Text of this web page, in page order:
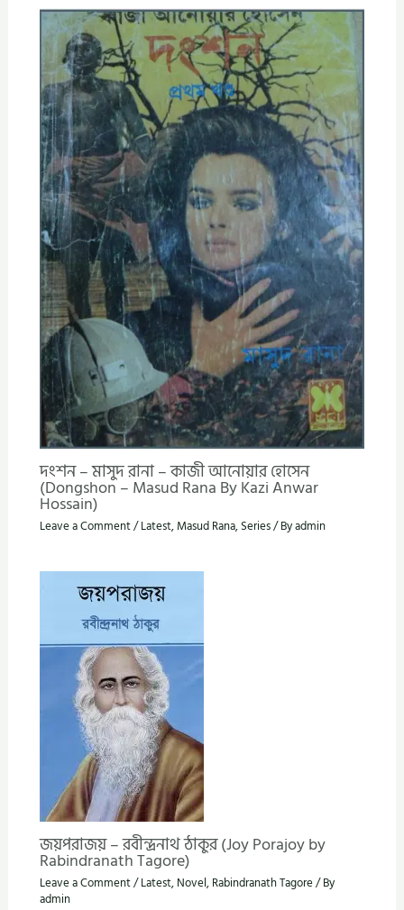
দংশন – মাসুদ রানা – কাজী আনোয়ার হোসেন
(Dongshon – Masud Rana By Kazi Anwar
Hossain)
Leave a Comment/Latest, Masud Rana, Series/ Byadmin
জয়পরাজয় – রবীন্দ্রনাথ ঠাকুর (Joy Porajoy by
Rabindranath Tagore)
Leave a Comment/Latest, Novel, Rabindranath Tagore/ By
admin